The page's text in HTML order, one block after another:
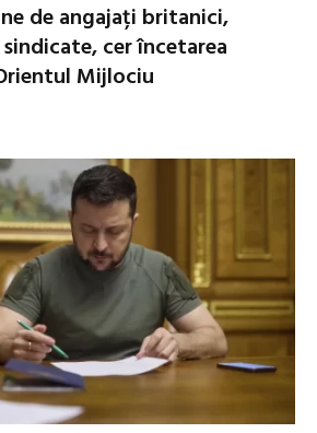
de angajați britanici,
cer încetarea
Mijlociu